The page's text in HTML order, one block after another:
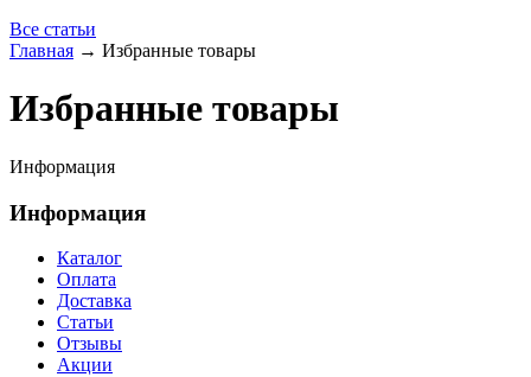
Все статьи
Главная → Избранные товары
Избранные товары
Информация
Информация
Каталог
Оплата
Доставка
Статьи
Отзывы
Акции